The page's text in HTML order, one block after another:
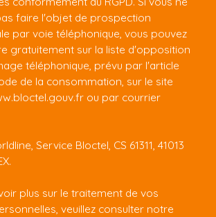
faire l'objet de prospection
par voie téléphonique, vous pouvez
gratuitement sur la liste d'opposition
téléphonique, prévu par l'article
de la consommation, sur le site
ou par courrier
Service Bloctel, CS 61311, 41013
plus sur le traitement de vos
veuillez consulter notre